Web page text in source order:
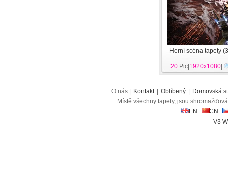
Herní scéna tapety
20 Pic| 1920x1080
O nás | Kontakt Oblíbený
Domovská
Místě všechny tapety, jsou
EN
CN
V3